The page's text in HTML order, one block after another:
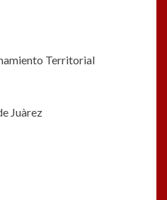
Territorial
Juàrez